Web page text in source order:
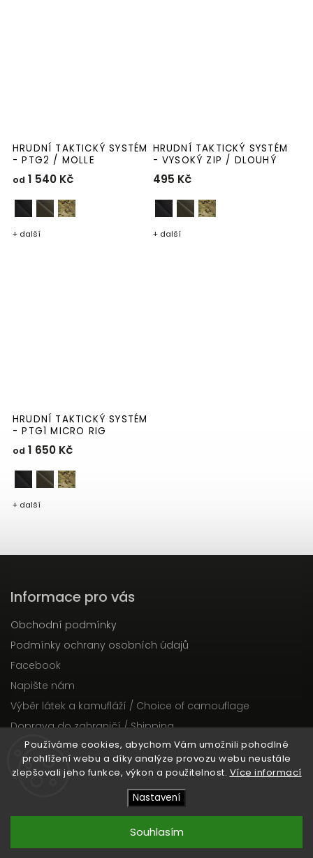
Používáme cookies, abychom Vám umožnili pohodlné
prohlížení webu a díky analýze provozu webu neustále
zlepšovali jeho funkce, výkon a použitelnost. Více informací
Nastavení
Souhlasím
HRUDNÍ TAKTICKÝ SYSTÉM
- PTG2 / MOLLE
od 1 540 Kč
+ další
HRUDNÍ TAKTICKÝ SYSTÉM
- VYSOKÝ ZIP / DLOUHÝ
495 Kč
+ další
HRUDNÍ TAKTICKÝ SYSTÉM
- PTG1 MICRO RIG
od 1 650 Kč
+ další
Informace pro vás
Obchodní podmínky
Podmínky ochrany osobních údajů
Facebook
Napište nám
Výběr látek a kamufláží / Choice of camouflage
Doprava do zahraničí / Shipping
Dodací lhůty objednávek / Delivery times of orders
PepeTacticalGear
vyhrazena.
Upravit nastavení cookies